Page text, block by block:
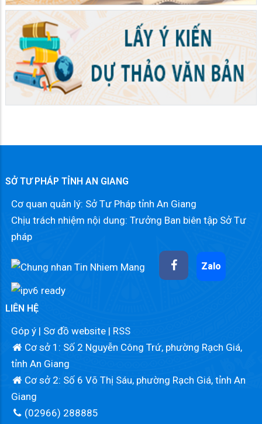
SỞ TƯ PHÁP TỈNH AN GIANG
Cơ quan quản lý: Sở Tư Pháp tỉnh An Giang
Chịu trách nhiệm nội dung: Trưởng Ban biên tập Sở Tư
pháp
Zalo
LIÊN HỆ
Góp ý | Sơ đồ website | RSS
Cơ sở 1: Số 2 Nguyễn Công Trứ, phường Rạch Giá,
tỉnh An Giang
Cơ sở 2: Số 6 Võ Thị Sáu, phường Rạch Giá, tỉnh An
Giang
(02966) 288885